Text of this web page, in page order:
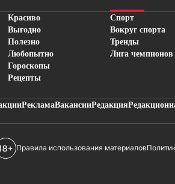
Красиво
Выгодно
Полезно
Любопытно
Гороскопы
Рецепты
Спорт
Вокруг спорта
Тренды
Лига чемпионов
РекламаВакансииРедакция
Правила использования материалов